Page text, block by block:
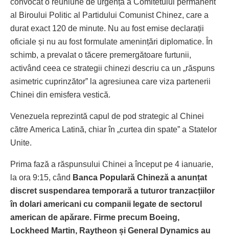
convocat o reuniune de urgență a Comitetului permanent
al Biroului Politic al Partidului Comunist Chinez, care a
durat exact 120 de minute. Nu au fost emise declarații
oficiale și nu au fost formulate amenințări diplomatice. În
schimb, a prevalat o tăcere premergătoare furtunii,
activând ceea ce strategii chinezi descriu ca un „răspuns
asimetric cuprinzător” la agresiunea care viza partenerii
Chinei din emisfera vestică.
Venezuela reprezintă capul de pod strategic al Chinei
către America Latină, chiar în „curtea din spate” a Statelor
Unite.
Prima fază a răspunsului Chinei a început pe 4 ianuarie,
la ora 9:15, când Banca Populară Chineză a anunțat
discret suspendarea temporară a tuturor tranzacțiilor
în dolari americani cu companii legate de sectorul
american de apărare. Firme precum Boeing,
Lockheed Martin, Raytheon și General Dynamics au